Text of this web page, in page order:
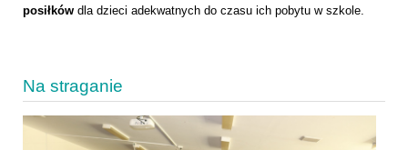
posiłków dla dzieci adekwatnych do czasu ich pobytu w szkole.
Na straganie